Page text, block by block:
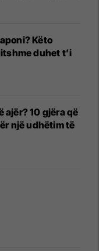
Këto
duhet t’i
ajër? 10 gjëra që
një udhëtim të